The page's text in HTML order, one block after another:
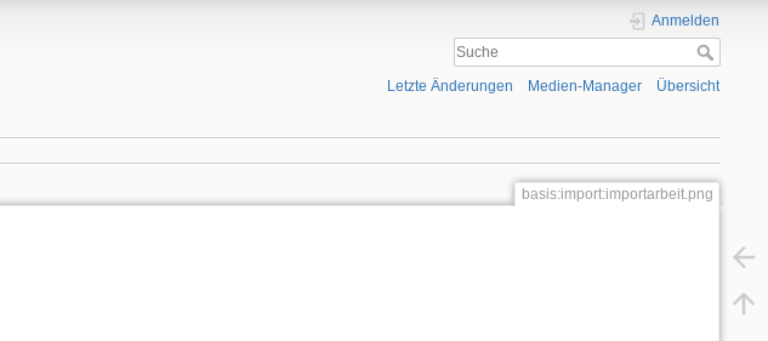
Anmelden
Letzte Änderungen Medien-Manager Übersicht
basis:import:importarbeit.png